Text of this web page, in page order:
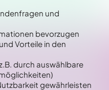
und
bevorzugen
Vorteile in den
durch auswählbare
gewährleisten